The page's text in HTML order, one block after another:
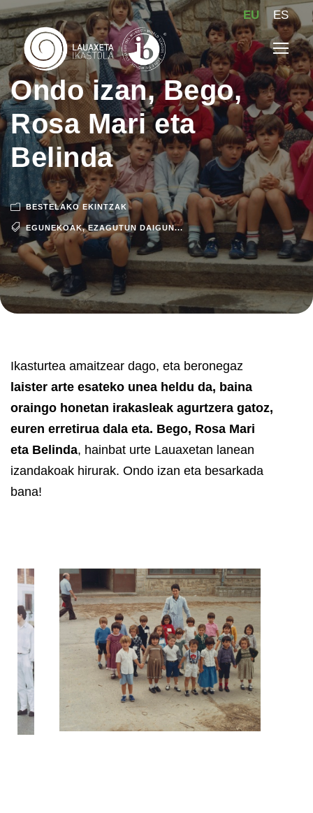
EU ES
Ondo izan, Bego,
Rosa Mari eta
Belinda
BESTELAKO EKINTZAK
EGUNEKOAK, EZAGUTUN DAIGUN...
Ikasturtea amaitzear dago, eta beronegaz
laister arte esateko unea heldu da, baina
oraingo honetan irakasleak agurtzera gatoz,
euren erretirua dala eta. Bego, Rosa Mari
eta Belinda, hainbat urte Lauaxetan lanean
izandakoak hirurak. Ondo izan eta besarkada
bana!